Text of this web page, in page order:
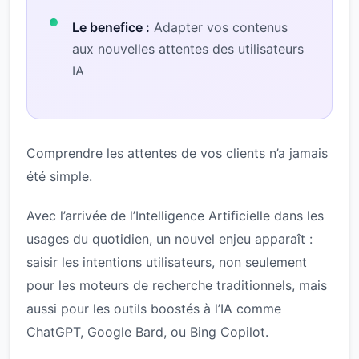
Le benefice : Adapter vos contenus
aux nouvelles attentes des utilisateurs
IA
Comprendre les attentes de vos clients n’a jamais
été simple.
Avec l’arrivée de l’Intelligence Artificielle dans les
usages du quotidien, un nouvel enjeu apparaît :
saisir les intentions utilisateurs, non seulement
pour les moteurs de recherche traditionnels, mais
aussi pour les outils boostés à l’IA comme
ChatGPT, Google Bard, ou Bing Copilot.